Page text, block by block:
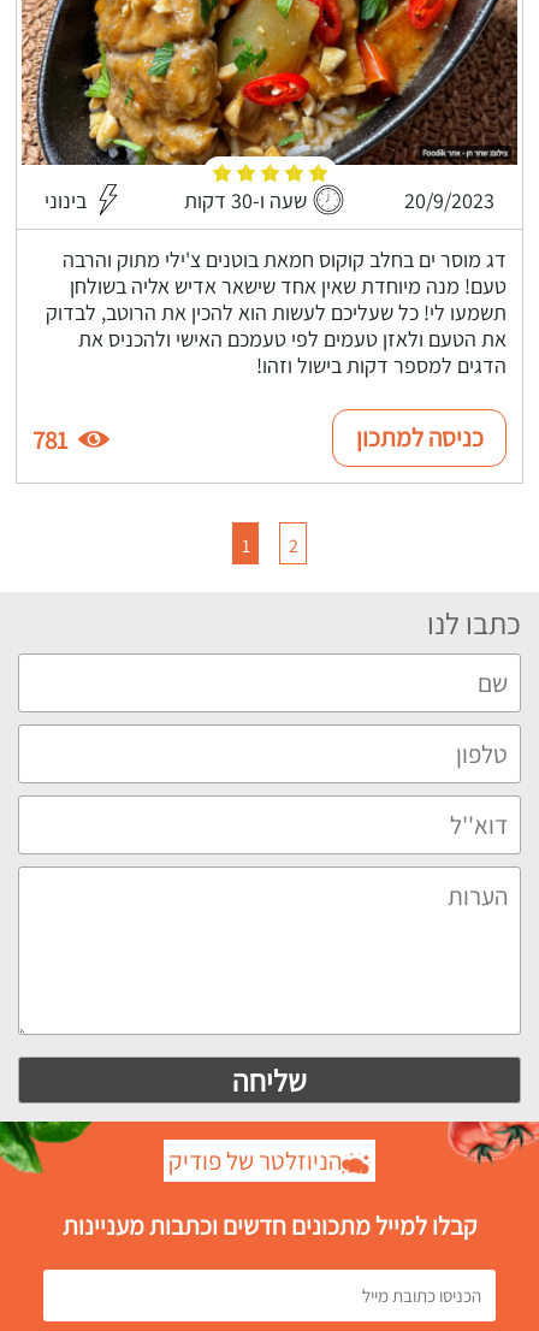
20/9/2023 שעה ו-30 דקות בינוני
דג מוסר ים בחלב קוקוס חמאת בוטנים צ'ילי מתוק והרבה
טעם! מנה מיוחדת שאין אחד שישאר אדיש אליה בשולחן
תשמעו לי! כל שעליכם לעשות הוא להכין את הרוטב, לבדוק
את הטעם ולאזן טעמים לפי טעמכם האישי ולהכניס את
הדגים למספר דקות בישול וזהו!
כניסה למתכון 781
1 2
כתבו לנו
הניוזלטר של פודיק
קבלו למייל מתכונים חדשים וכתבות מעניינות